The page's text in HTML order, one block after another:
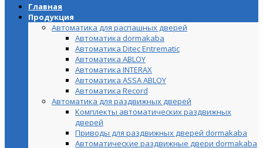
Главная
Продукция
Автоматика для распашных дверей
Автоматика dormakaba
Автоматика Ditec Entrematic
Автоматика ABLOY
Автоматика INTERAX
Автоматика ASSA ABLOY
Автоматика Record
Автоматика для раздвижных дверей
Комплекты автоматических раздвижных
дверей
Приводы для раздвижных дверей dormakaba
Автоматические раздвижные двери dormakaba